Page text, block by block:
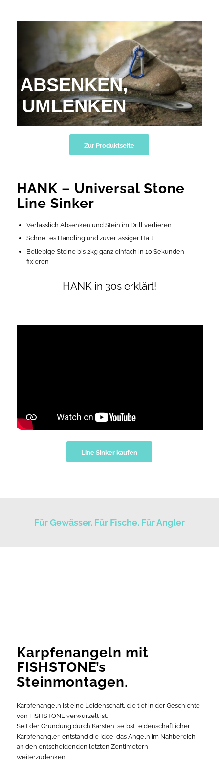
ABSENKEN,
UMLENKEN
Zur Produktseite
HANK – Universal Stone
Line Sinker
Verlässlich Absenken und Stein im Drill verlieren
Schnelles Handling und zuverlässiger Halt
Beliebige Steine bis 2kg ganz einfach in 10 Sekunden
fixieren
HANK in 30s erklärt!
Line Sinker kaufen
Für Gewässer. Für Fische. Für Angler
Karpfenangeln mit
FISHSTONE’s
Steinmontagen.
Karpfenangeln ist eine Leidenschaft, die tief in der Geschichte
von FISHSTONE verwurzelt ist.
Seit der Gründung durch Karsten, selbst leidenschaftlicher
Karpfenangler, entstand die Idee, das Angeln im Nahbereich –
an den entscheidenden letzten Zentimetern –
weiterzudenken.